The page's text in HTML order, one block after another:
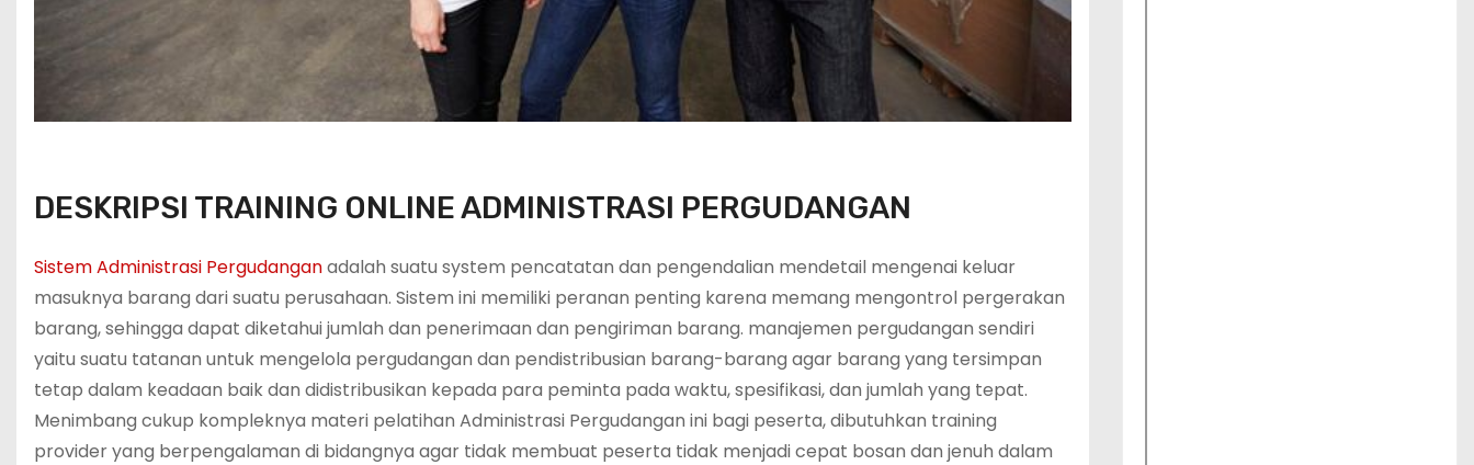
DESKRIPSI TRAINING ONLINE ADMINISTRASI PERGUDANGAN
Sistem Administrasi Pergudanganadalah suatu system pencatatan dan pengendalian mendetail mengenai keluar
masuknya barang dari suatu perusahaan. Sistem ini memiliki peranan penting karena memang mengontrol pergerakan
barang, sehingga dapat diketahui jumlah dan penerimaan dan pengiriman barang. manajemen pergudangan sendiri
yaitu suatu tatanan untuk mengelola pergudangan dan pendistribusian barang-barang agar barang yang tersimpan
tetap dalam keadaan baik dan didistribusikan kepada para peminta pada waktu, spesifikasi, dan jumlah yang tepat.
Menimbang cukup kompleknya materi pelatihan Administrasi Pergudangan ini bagi peserta, dibutuhkan training
provider yang berpengalaman di bidangnya agar tidak membuat peserta tidak menjadi cepat bosan dan jenuh dalam